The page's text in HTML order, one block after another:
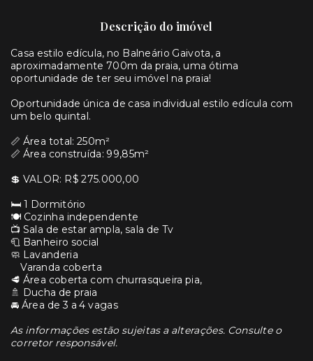
Descrição do imóvel
Casa estilo edícula, no Balneário Gaivota, a
aproximadamente 700m da praia, uma ótima
oportunidade de ter seu imóvel na praia!
Oportunidade única de casa individual estilo edícula com
um belo quintal.
📏 Área total: 250m²
📏 Área construída: 99,85m²
💲 VALOR: R$ 275.000,00
🛏 1 Dormitório
🍽 Cozinha independente
📺 Sala de estar ampla, sala de Tv
🧻 Banheiro social
🧼 Lavanderia
Varanda coberta
🥩 Área coberta com churrasqueira pia,
🚿 Ducha de praia
🚘 Área de 3 a 4 vagas
As informações estão sujeitas a alterações. Consulte o
corretor responsável.